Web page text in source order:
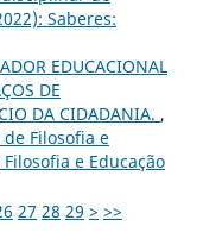
Saberes:
EDUCACIONAL
DE
DA CIDADANIA. ,
Filosofia e
e Educação
27 28 29 > >>